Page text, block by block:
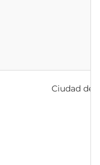
Ciudad de